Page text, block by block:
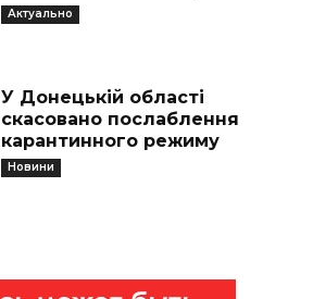
Актуально
У Донецькій області
скасовано послаблення
карантинного режиму
Новини